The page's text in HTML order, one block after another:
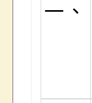
一、